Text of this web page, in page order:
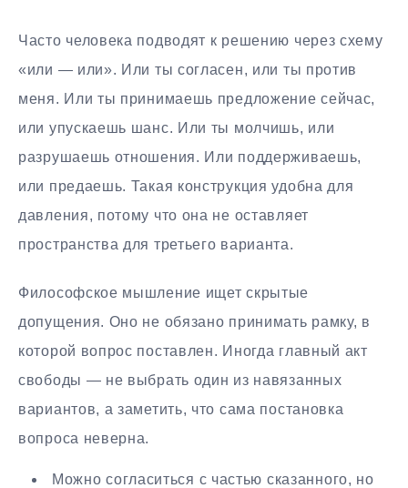
Часто человека подводят к решению через схему
«или — или». Или ты согласен, или ты против
меня. Или ты принимаешь предложение сейчас,
или упускаешь шанс. Или ты молчишь, или
разрушаешь отношения. Или поддерживаешь,
или предаешь. Такая конструкция удобна для
давления, потому что она не оставляет
пространства для третьего варианта.
Философское мышление ищет скрытые
допущения. Оно не обязано принимать рамку, в
которой вопрос поставлен. Иногда главный акт
свободы — не выбрать один из навязанных
вариантов, а заметить, что сама постановка
вопроса неверна.
Можно согласиться с частью сказанного, но